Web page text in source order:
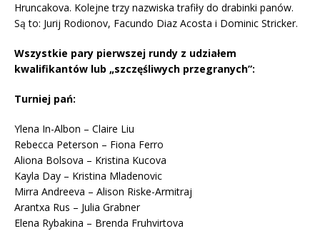
Hruncakova. Kolejne trzy nazwiska trafiły do drabinki panów.
Są to: Jurij Rodionov, Facundo Diaz Acosta i Dominic Stricker.
Wszystkie pary pierwszej rundy z udziałem
kwalifikantów lub „szczęśliwych przegranych”:
Turniej pań:
Ylena In-Albon – Claire Liu
Rebecca Peterson – Fiona Ferro
Aliona Bolsova – Kristina Kucova
Kayla Day – Kristina Mladenovic
Mirra Andreeva – Alison Riske-Armitraj
Arantxa Rus – Julia Grabner
Elena Rybakina – Brenda Fruhvirtova